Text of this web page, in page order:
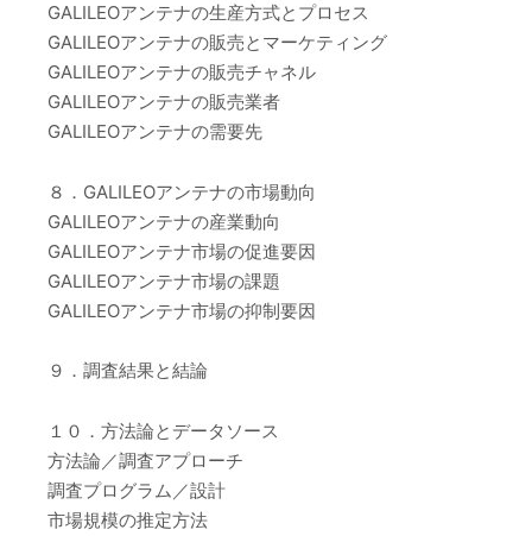
GALILEOアンテナの生産方式とプロセス
GALILEOアンテナの販売とマーケティング
GALILEOアンテナの販売チャネル
GALILEOアンテナの販売業者
GALILEOアンテナの需要先
８．GALILEOアンテナの市場動向
GALILEOアンテナの産業動向
GALILEOアンテナ市場の促進要因
GALILEOアンテナ市場の課題
GALILEOアンテナ市場の抑制要因
９．調査結果と結論
１０．方法論とデータソース
方法論／調査アプローチ
調査プログラム／設計
市場規模の推定方法